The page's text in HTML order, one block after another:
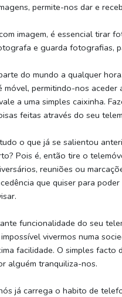
permite-nos dar e
imagem, é essencial tirar
e guarda fotografias,
do mundo a qualquer
permitindo-nos aceder
a uma simples caixinha.
feitas através do seu
o que já se salientou
Pois é, então tire o
reuniões ou
que quiser para
funcionalidade do seu
vivermos numa
facilidade. O simples facto
alguém tranquiliza-nos.
já carrega o habito de